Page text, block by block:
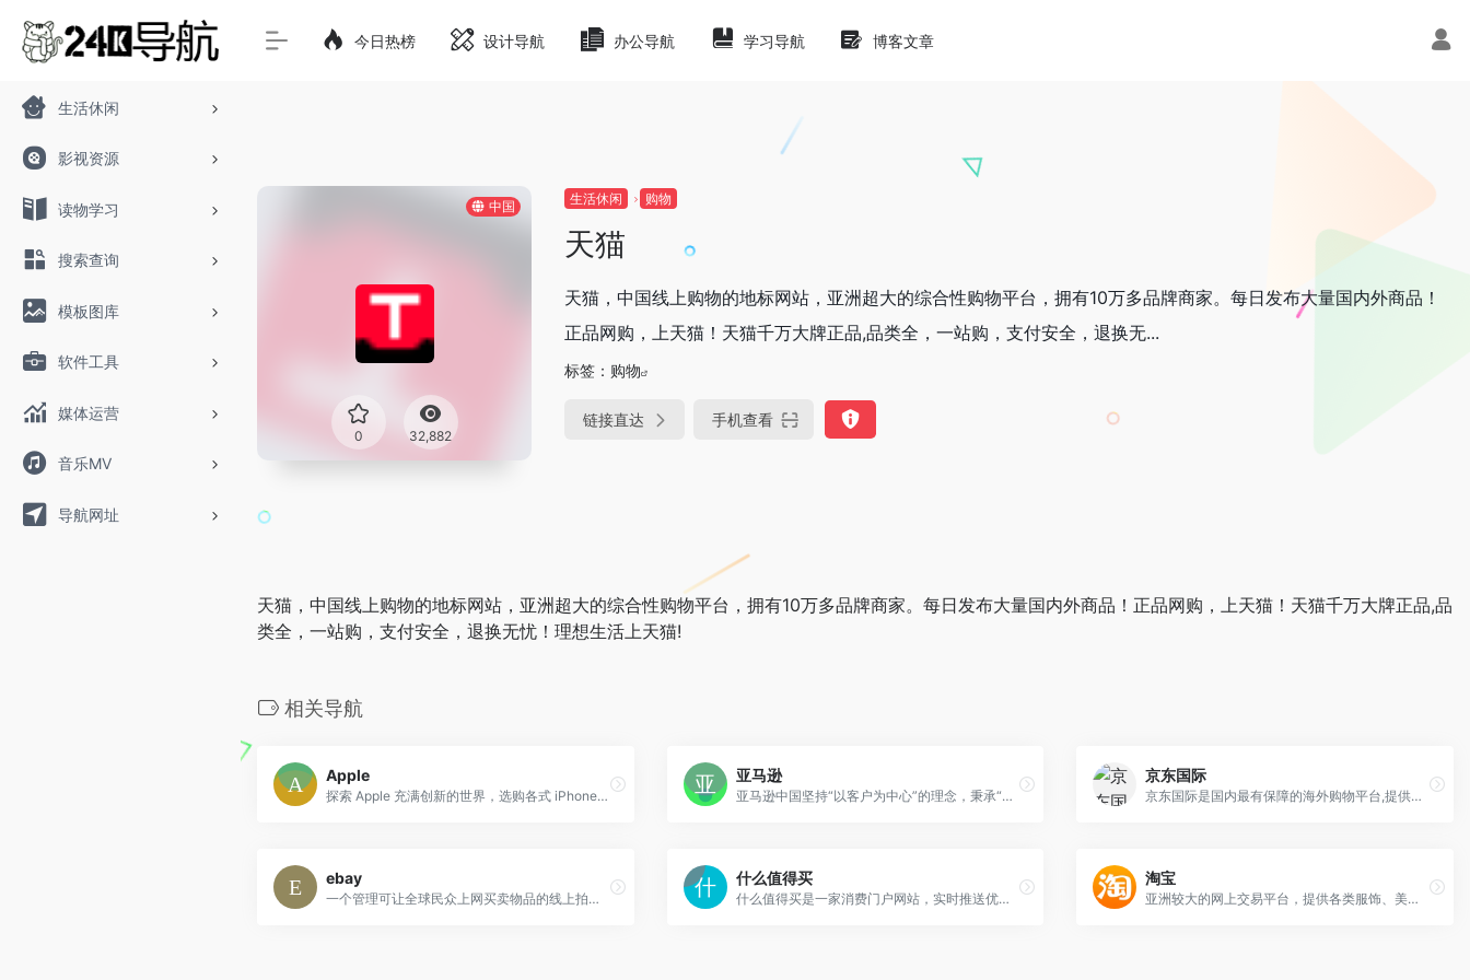
生活休闲
影视资源
读物学习
搜索查询
模板图库
软件工具
媒体运营
音乐MV
导航网址
今日热榜 设计导航 办公导航 学习导航 博客文章
中国
0 32,882
生活休闲 购物
天猫
天猫，中国线上购物的地标网站，亚洲超大的综合性购物平台，拥有10万多品牌商家。每日发布大量国内外商品！
正品网购，上天猫！天猫千万大牌正品,品类全，一站购，支付安全，退换无...
标签： 购物
链接直达 手机查看
天猫，中国线上购物的地标网站，亚洲超大的综合性购物平台，拥有10万多品牌商家。每日发布大量国内外商品！正品网购，上天猫！天猫千万大牌正品,品
类全，一站购，支付安全，退换无忧！理想生活上天猫!
相关导航
Apple
探索 Apple 充满创新的世界，选购各式 iPhone、iPad、Apple Watch 和 Mac，浏览各种配件、娱乐产品，并获得相关产品的专家支持服务。
亚马逊
亚马逊中国坚持“以客户为中心”的理念，秉承“天天低价，正品行货”信念，销售图书、电脑、数码家电、母婴百货、服饰箱包等上千万种产品。亚马逊中国提供专业服务：正品行货天天低价，机打发票全国联保。货到付款，30天内可退换货。亚马逊为中国消费者提供便利、快捷的网购体验。
京东国际
京东国际是国内最有保障的海外购物平台,提供母婴用品,护肤品,彩妆,钟表首饰,数码电器等全球优质商品,全球直供,售后无忧,来京东国际,开启您的海外购物之旅吧。
ebay
一个管理可让全球民众上网买卖物品的线上拍卖及购物网站
什么值得买
什么值得买是一家消费门户网站，实时推送优质的网购优惠信息，真实的原创购物攻略。
淘宝
亚洲较大的网上交易平台，提供各类服饰、美容、家居、数码、话费/点卡充值… 数亿优质商品，同时提供担保交易(先收货后付款)等安全交易保障服务，并由商家提供退货承诺、破损补寄等消费者保障服务，让你安心享受网上购物乐趣！